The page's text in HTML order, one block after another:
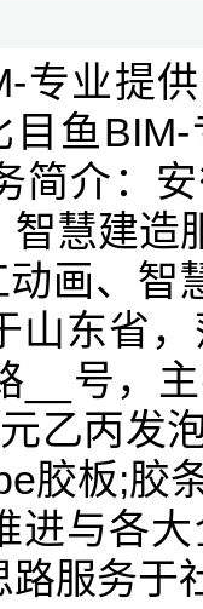
专业提
鱼
简介：
慧建造
画、智
山东省
__号，
乙丙发
胶板;胶
进与各
路服务于